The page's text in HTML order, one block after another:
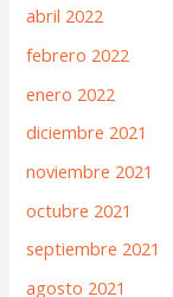
abril 2022
febrero 2022
enero 2022
diciembre 2021
noviembre 2021
octubre 2021
septiembre 2021
agosto 2021